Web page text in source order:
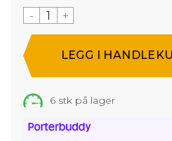
- +
6 stk på lager